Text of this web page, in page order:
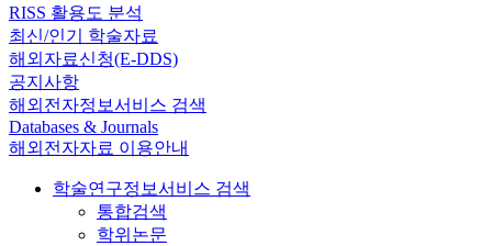
RISS 활용도 분석
최신/인기 학술자료
해외자료신청(E-DDS)
공지사항
해외전자정보서비스 검색
Databases & Journals
해외전자자료 이용안내
학술연구정보서비스 검색
통합검색
학위논문